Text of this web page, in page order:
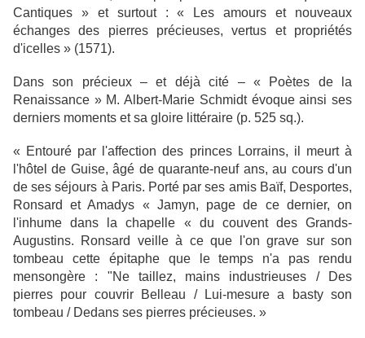
Cantiques » et surtout : « Les amours et nouveaux
échanges des pierres précieuses, vertus et propriétés
d'icelles » (1571).
Dans son précieux – et déjà cité – « Poètes de la
Renaissance » M. Albert-Marie Schmidt évoque ainsi ses
derniers moments et sa gloire littéraire (p. 525 sq.).
« Entouré par l'affection des princes Lorrains, il meurt à
l'hôtel de Guise, âgé de quarante-neuf ans, au cours d'un
de ses séjours à Paris. Porté par ses amis Baïf, Desportes,
Ronsard et Amadys « Jamyn, page de ce dernier, on
l'inhume dans la chapelle « du couvent des Grands-
Augustins. Ronsard veille à ce que l'on grave sur son
tombeau cette épitaphe que le temps n'a pas rendu
mensongère : "Ne taillez, mains industrieuses / Des
pierres pour couvrir Belleau / Lui-mesure a basty son
tombeau / Dedans ses pierres précieuses. »